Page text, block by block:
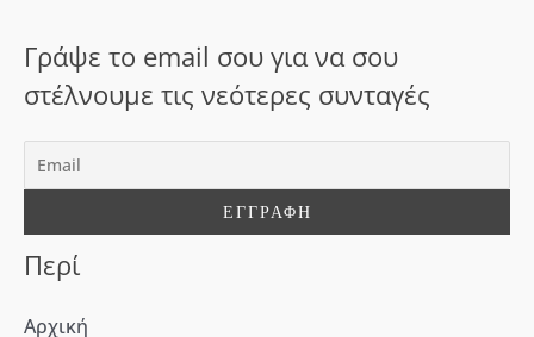
σ
α
Γράψε το email σου για να σου
στέλνουμε τις νεότερες συνταγές
Περί
Αρχική